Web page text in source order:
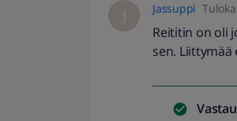
J Jassuppi
Reititin on oli
sen.